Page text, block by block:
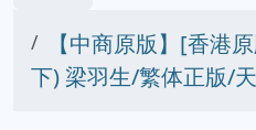
【中商原版】[香港
下) 梁羽生/繁体正版/